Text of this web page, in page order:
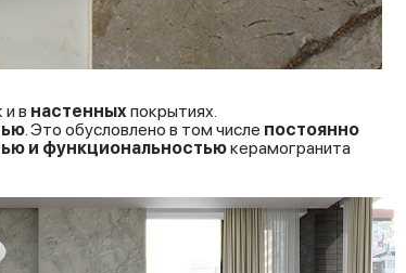
и в настенных покрытиях.
. Это обусловлено в том числе постоянно
и функциональностьюкерамогранита